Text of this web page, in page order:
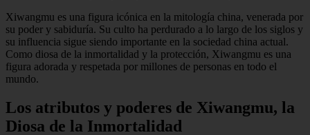
Xiwangmu es una figura icónica en la mitología china, venerada por
su poder y sabiduría. Su culto ha perdurado a lo largo de los siglos y
su influencia sigue siendo importante en la sociedad china actual.
Como diosa de la inmortalidad y la protección, Xiwangmu es una
figura adorada y respetada por millones de personas en todo el
mundo.
Los atributos y poderes de Xiwangmu, la
Diosa de la Inmortalidad